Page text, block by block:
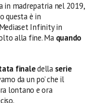
in madrepatria nel 2019,
questa è in
Infinity in
alla fine. Ma quando
finaledella serie
da un po’ che il
lontano e ora